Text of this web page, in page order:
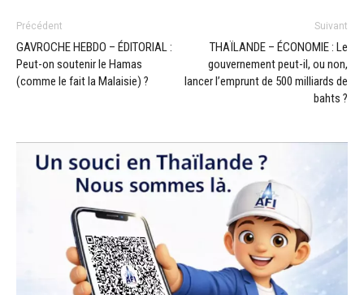
Précédent
GAVROCHE HEBDO – ÉDITORIAL :
Peut-on soutenir le Hamas
(comme le fait la Malaisie) ?
Suivant
THAÏLANDE – ÉCONOMIE : Le
gouvernement peut-il, ou non,
lancer l’emprunt de 500 milliards de
bahts ?